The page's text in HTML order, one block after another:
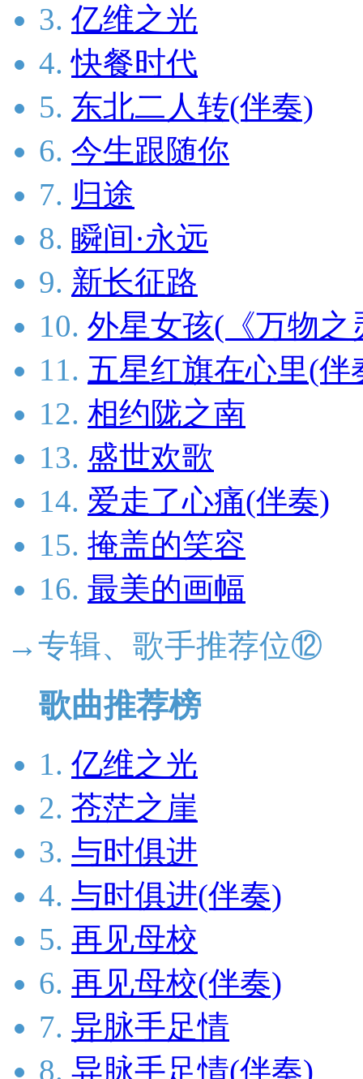
3. 亿维之光
4. 快餐时代
5. 东北二人转(伴奏)
6. 今生跟随你
7. 归途
8. 瞬间·永远
9. 新长征路
10. 外星女孩(《万物之
11. 五星红旗在心里(伴
12. 相约陇之南
13. 盛世欢歌
14. 爱走了心痛(伴奏)
15. 掩盖的笑容
16. 最美的画幅
→专辑、歌手推荐位⑫
歌曲推荐榜
1. 亿维之光
2. 苍茫之崖
3. 与时俱进
4. 与时俱进(伴奏)
5. 再见母校
6. 再见母校(伴奏)
7. 异脉手足情
8. 异脉手足情(伴奏)